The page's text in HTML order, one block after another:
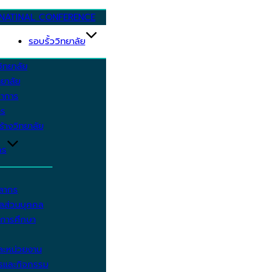
CONFERENCE
รอบรั้ววิทยาลัย
ทยาลัย
าลัย
การ
างวิทยาลัย
กร
ส่วนบุคคล
ารศึกษา
หน่วยงาน
และกิจกรรม